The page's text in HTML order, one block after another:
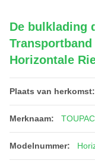
De bulklading
Horizontale
Plaats van herkomst:
Merknaam:
Modelnummer: